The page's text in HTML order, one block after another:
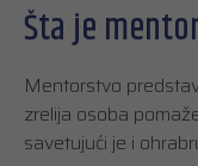
Šta je
Mentorstvo
zrelija osoba
savetujući je i